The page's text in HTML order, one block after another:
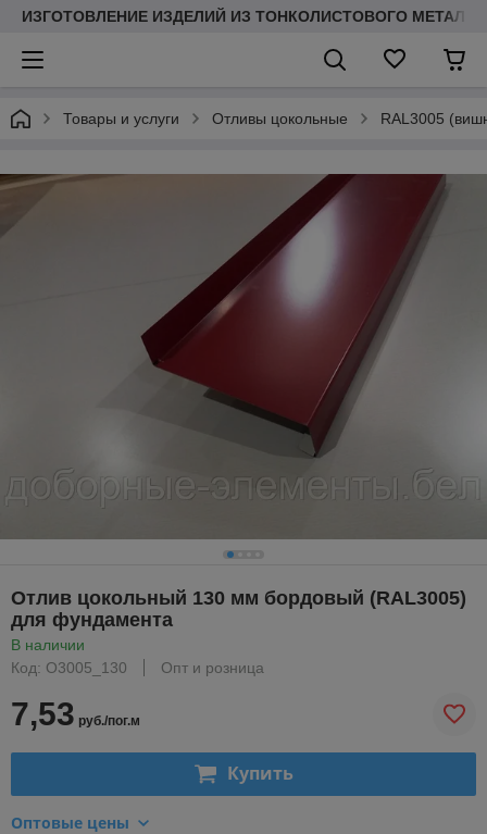
ИЗГОТОВЛЕНИЕ ИЗДЕЛИЙ ИЗ ТОНКОЛИСТОВОГО
Товары и услуги Отливы цокольные RAL3005
Отлив цокольный 130 мм бордовый (RAL3005)
для фундамента
В наличии
Код: O3005_130
Опт и розница
7,53 руб./пог.м
Купить
Оптовые цены